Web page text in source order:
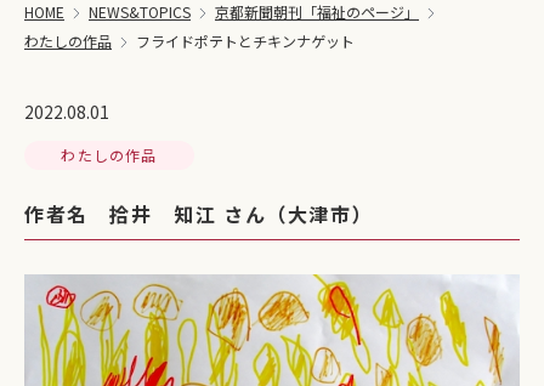
HOME NEWS&TOPICS
京都新聞朝刊「福祉のページ」
わたしの作品
フライドポテトとチキンナゲット
2022.08.01
わたしの作品
作者名 拾井 知江 さん（大津市）